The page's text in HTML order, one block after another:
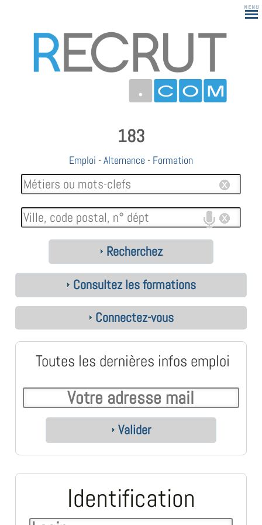
183
Emploi -Alternance - Formation
Recherchez
Consultez les formations
Connectez-vous
Toutes les dernières infos emploi
Valider
Identification